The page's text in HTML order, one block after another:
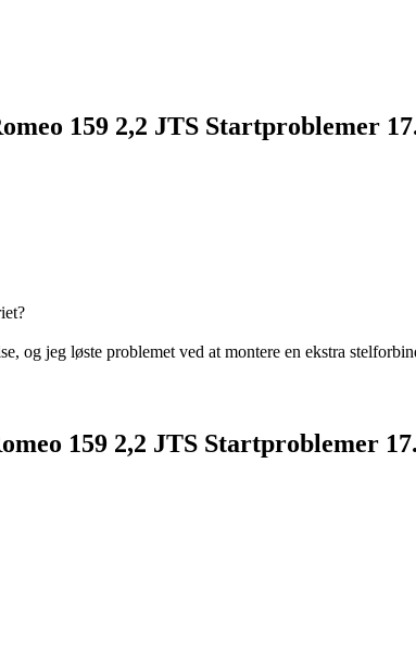
159 2,2 JTS Startproblemer
og jeg løste problemet ved at montere en ekstra
159 2,2 JTS Startproblemer